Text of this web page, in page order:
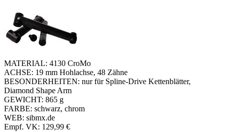
MATERIAL: 4130 CroMo
ACHSE: 19 mm Hohlachse, 48 Zähne
BESONDERHEITEN: nur für Spline-Drive Kettenblätter,
Diamond Shape Arm
GEWICHT: 865 g
FARBE: schwarz, chrom
WEB: sibmx.de
Empf. VK: 129,99 €